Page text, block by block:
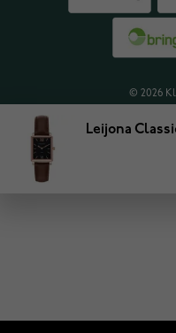
© 2026
Leijona